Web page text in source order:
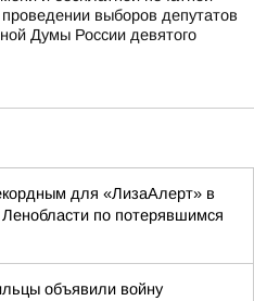
выборов депутатов
Думы России девятого
для «ЛизаАлерт» в
Ленобласти по потерявшимся
объявили войну